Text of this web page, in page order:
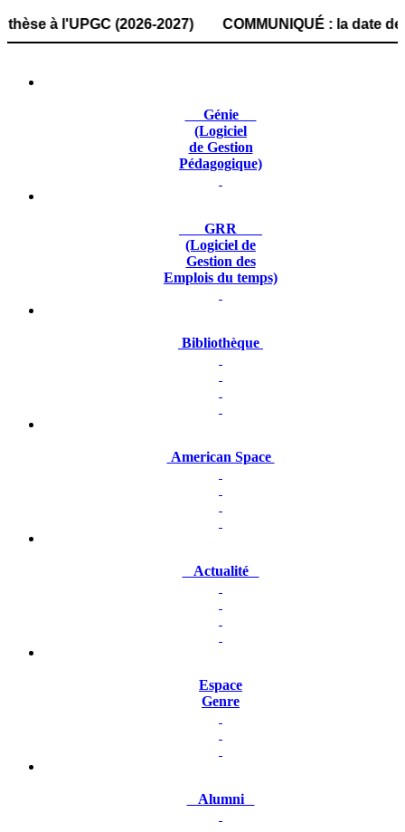
à l'UPGC (2026-2027) COMMUNIQUÉ : la date
Génie
(Logiciel
de Gestion
Pédagogique)
GRR
(Logiciel de
Gestion des
Emplois du temps)
Bibliothèque
American Space
Actualité
Espace
Genre
Alumni